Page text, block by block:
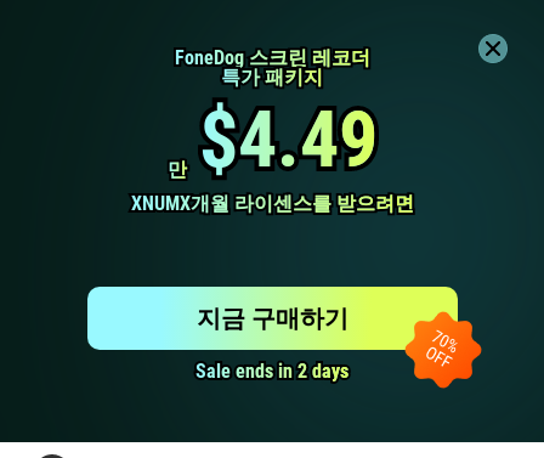
FoneDog 스크린 레코더
FoneDog 스크린 레코더
특가 패키지
특가 패키지
만
만 $4.49
$4.49
XNUMX개월 라이센스를 받으려면
XNUMX개월 라이센스를 받으려면
Sale ends in 2 days
Sale ends in 2 days
지금 구매하기